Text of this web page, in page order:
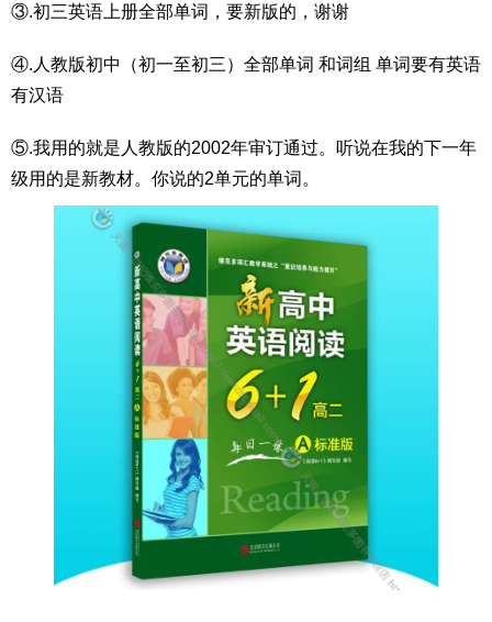
③.初三英语上册全部单词，要新版的，谢谢
④.人教版初中（初一至初三）全部单词 和词组 单词要有英语
有汉语
⑤.我用的就是人教版的2002年审订通过。听说在我的下一年
级用的是新教材。你说的2单元的单词。